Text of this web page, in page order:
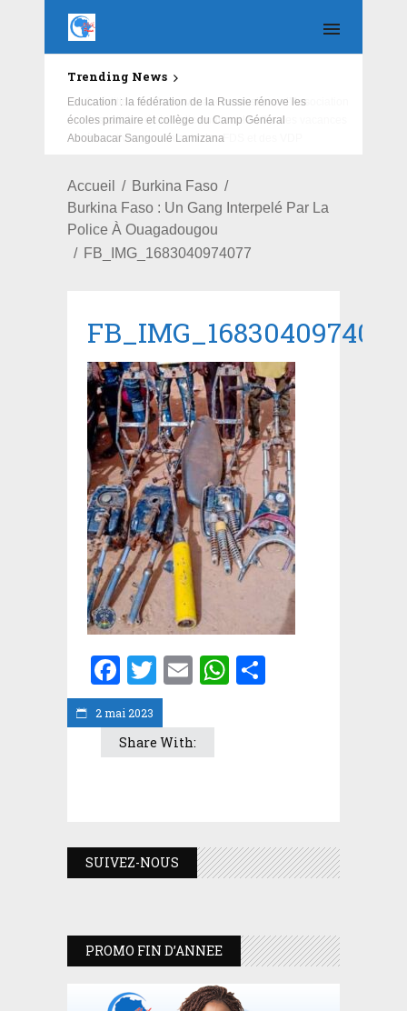
Trending News
Education : la fédération de la Russie rénove les
écoles primaire et collège du Camp Général
Aboubacar Sangoulé Lamizana
Accueil
Burkina Faso
Burkina Faso : Un Gang Interpelé Par La
Police À Ouagadougou
FB_IMG_1683040974077
2 mai 2023
FB_IMG_1683040974077
Facebook
Twitter
EmailWhatsApp
Share With:
SUIVEZ-NOUS
PROMO FIN D’ANNEE